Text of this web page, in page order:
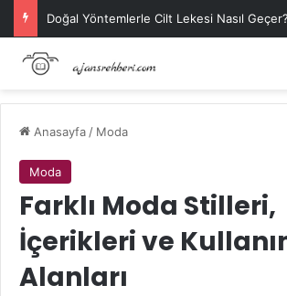
Doğal Yöntemlerle Cilt Lekesi Nasıl Geçer?
Anasayfa / Moda
Moda
Farklı Moda Stilleri,
İçerikleri ve
Alanları